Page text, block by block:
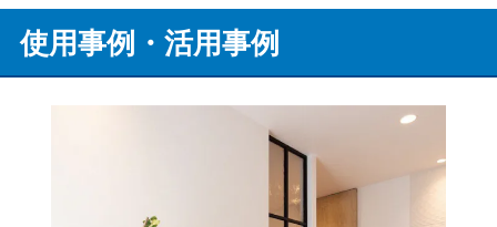
使用事例・活用事例